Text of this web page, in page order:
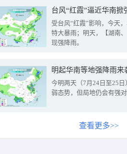
台风“红霞”逼近华南
受台风“红霞”影响，今天
特大暴雨；明天，【湖南
现强降雨。
明起华南等地强降雨
今明两天（7月24日至25
弱态势，但局地仍会有强
查看更多>>